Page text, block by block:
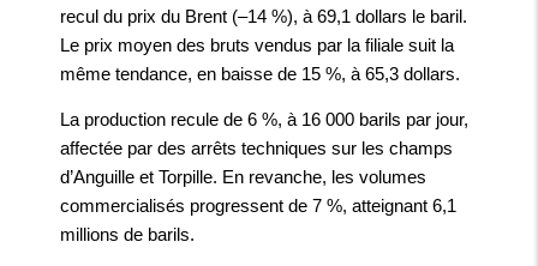
recul du prix du Brent (–14 %), à 69,1 dollars le baril.
Le prix moyen des bruts vendus par la filiale suit la
même tendance, en baisse de 15 %, à 65,3 dollars.
La production recule de 6 %, à 16 000 barils par jour,
affectée par des arrêts techniques sur les champs
d’Anguille et Torpille. En revanche, les volumes
commercialisés progressent de 7 %, atteignant 6,1
millions de barils.